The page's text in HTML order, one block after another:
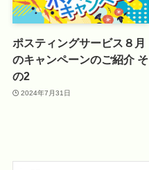
ポスティングサービス８月
のキャンペーンのご紹介 そ
の2
2024年7月31日